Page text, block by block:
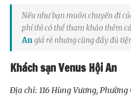
Nếu như bạn muốn chuyến đi
phí thì có thể tham khảo thêm
An giá rẻ nhưng cũng đầy đủ
Khách sạn Venus Hội An
Địa chỉ: 116 Hùng Vương,